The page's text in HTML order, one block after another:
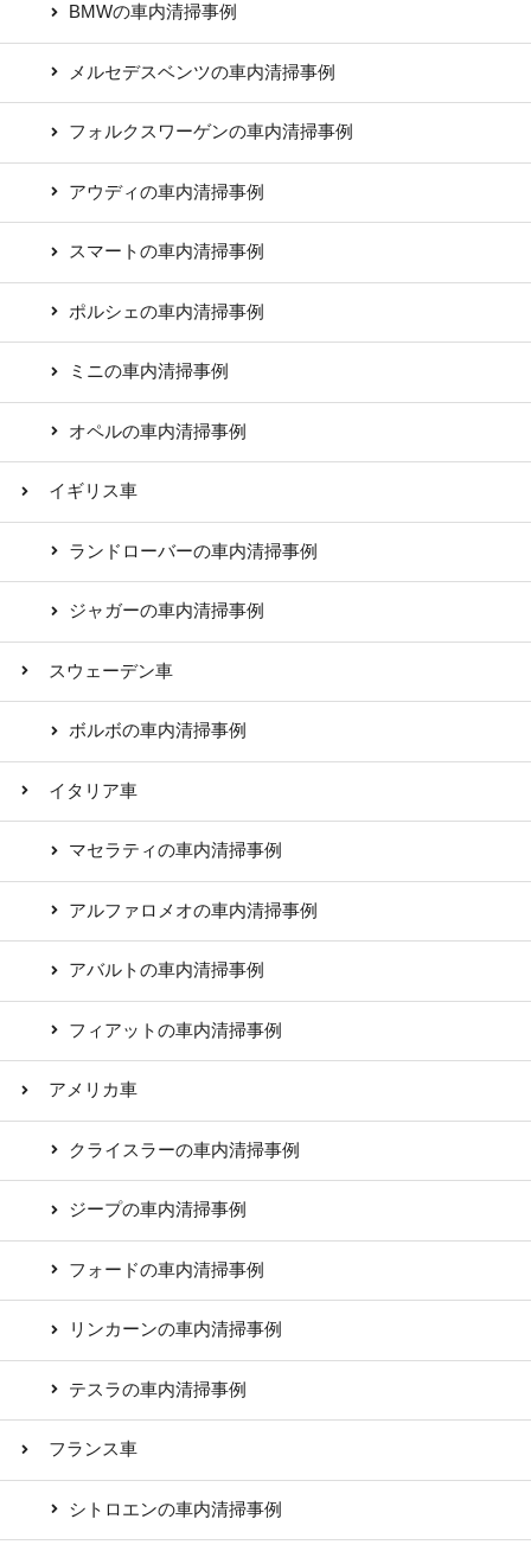
BMWの車内清掃事例
メルセデスベンツの車内清掃事例
フォルクスワーゲンの車内清掃事例
アウディの車内清掃事例
スマートの車内清掃事例
ポルシェの車内清掃事例
ミニの車内清掃事例
オペルの車内清掃事例
イギリス車
ランドローバーの車内清掃事例
ジャガーの車内清掃事例
スウェーデン車
ボルボの車内清掃事例
イタリア車
マセラティの車内清掃事例
アルファロメオの車内清掃事例
アバルトの車内清掃事例
フィアットの車内清掃事例
アメリカ車
クライスラーの車内清掃事例
ジープの車内清掃事例
フォードの車内清掃事例
リンカーンの車内清掃事例
テスラの車内清掃事例
フランス車
シトロエンの車内清掃事例